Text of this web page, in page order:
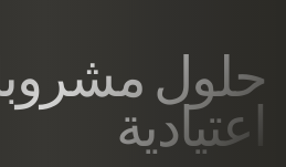
حلول
اعتيادية